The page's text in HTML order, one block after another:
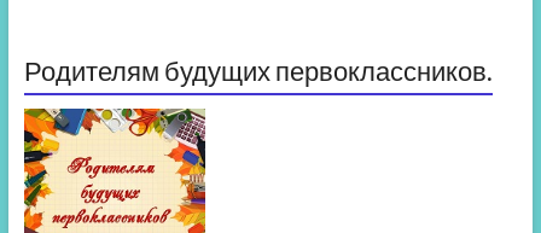
Родителям будущих первоклассников.